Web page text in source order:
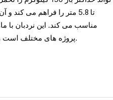
تا 5.8 متر را فراهم می
مناسب می کند. این نردبان با
پروژه های مختلف است و ساختار بادوام آن استفاده طولانی مدت را تضمین می کند.